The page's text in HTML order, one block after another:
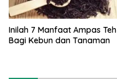
Inilah 7 Manfaat Ampas Teh
Bagi Kebun dan Tanaman